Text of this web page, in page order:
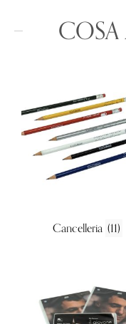
COSA
Cancelleria (11)